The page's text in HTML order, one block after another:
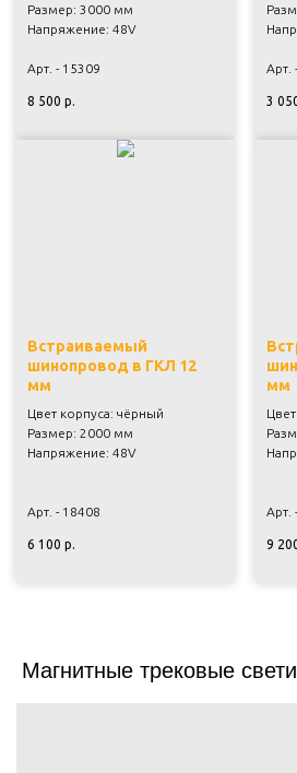
Размер: 3000 мм
Напряжение: 48V
Арт. - 15309
8 500 р.
Арт.
3
Встраиваемый
шинопровод в ГКЛ 12
мм
Цвет корпуса: чёрный
Размер: 2000 мм
Напряжение: 48V
Арт. - 18408
6 100 р.
мм
Арт.
9
Магнитные трековые